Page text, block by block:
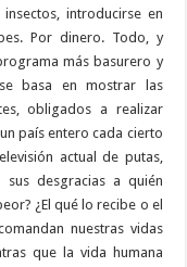
introducirse en
Por dinero. Todo, y
más basurero y
basa en mostrar las
obligados a realizar
país entero cada cierto
actual de putas,
desgracias a quién
¿El qué lo recibe o el
nuestras vidas
que la vida humana